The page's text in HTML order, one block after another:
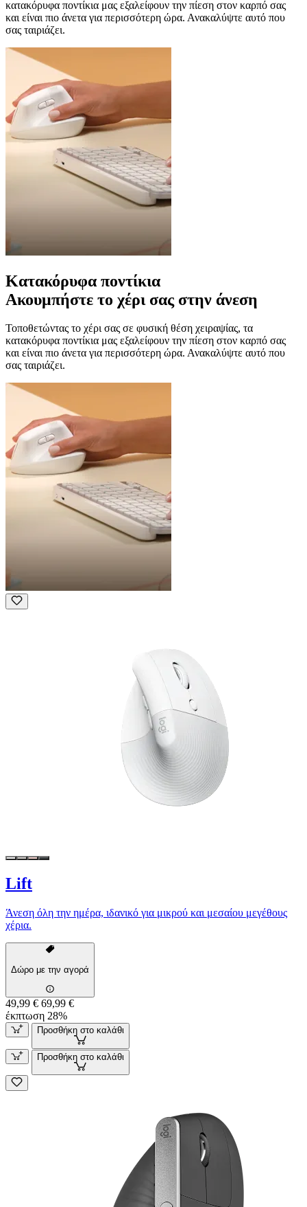
κατακόρυφα ποντίκια μας εξαλείφουν την πίεση στον καρπό σας
και είναι πιο άνετα για περισσότερη ώρα. Ανακαλύψτε αυτό που
σας ταιριάζει.
Κατακόρυφα ποντίκια
Ακουμπήστε το χέρι σας στην άνεση
Τοποθετώντας το χέρι σας σε φυσική θέση χειραψίας, τα
κατακόρυφα ποντίκια μας εξαλείφουν την πίεση στον καρπό σας
και είναι πιο άνετα για περισσότερη ώρα. Ανακαλύψτε αυτό που
σας ταιριάζει.
Lift
Άνεση όλη την ημέρα, ιδανικό για μικρού και μεσαίου μεγέθους
χέρια.
Δώρο με την αγορά
49,99 € 69,99 €
έκπτωση 28%
Προσθήκη στο καλάθι
Προσθήκη στο καλάθι